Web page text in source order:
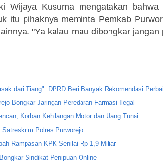
Wijaya Kusuma mengatakan
itu pihaknya meminta Pemkab
"Ya kalau mau dibongkar
dari Tiang". DPRD Beri Banyak Rekomendasi
Bongkar Jaringan Peredaran Farmasi Ilegal
Korban Kehilangan Motor dan Uang Tunai
Polres Purworejo
Rampasan KPK Senilai Rp 1,9 Miliar
Sindikat Penipuan Online